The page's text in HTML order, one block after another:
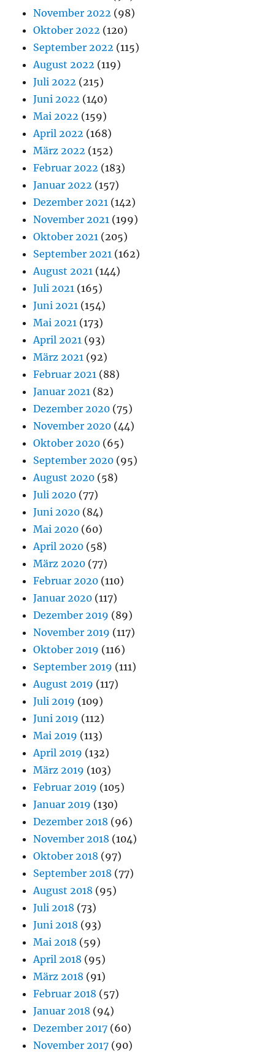
November 2022 (98)
Oktober 2022 (120)
September 2022 (115)
August 2022 (119)
Juli 2022 (215)
Juni 2022 (140)
Mai 2022 (159)
April 2022 (168)
März 2022 (152)
Februar 2022 (183)
Januar 2022 (157)
Dezember 2021 (142)
November 2021 (199)
Oktober 2021 (205)
September 2021 (162)
August 2021 (144)
Juli 2021 (165)
Juni 2021 (154)
Mai 2021 (173)
April 2021 (93)
März 2021 (92)
Februar 2021 (88)
Januar 2021 (82)
Dezember 2020 (75)
November 2020 (44)
Oktober 2020 (65)
September 2020 (95)
August 2020 (58)
Juli 2020 (77)
Juni 2020 (84)
Mai 2020 (60)
April 2020 (58)
März 2020 (77)
Februar 2020 (110)
Januar 2020 (117)
Dezember 2019 (89)
November 2019 (117)
Oktober 2019 (116)
September 2019 (111)
August 2019 (117)
Juli 2019 (109)
Juni 2019 (112)
Mai 2019 (113)
April 2019 (132)
März 2019 (103)
Februar 2019 (105)
Januar 2019 (130)
Dezember 2018 (96)
November 2018 (104)
Oktober 2018 (97)
September 2018 (77)
August 2018 (95)
Juli 2018 (73)
Juni 2018 (93)
Mai 2018 (59)
April 2018 (95)
März 2018 (91)
Februar 2018 (57)
Januar 2018 (94)
Dezember 2017 (60)
November 2017 (90)